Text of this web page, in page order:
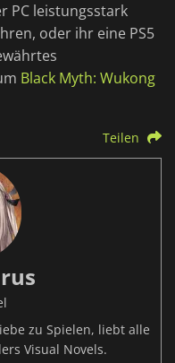
PC leistungsstark
oder ihr eine PS5
Black Myth: Wukong
Teilen
zu Spielen, liebt alle
Visual Novels.